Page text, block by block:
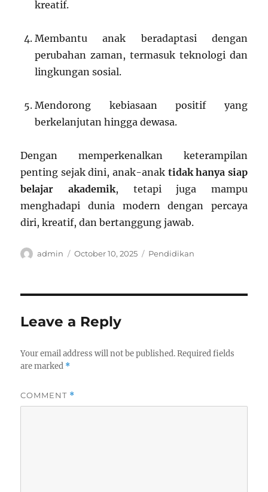
kreatif.
Membantu anak beradaptasi dengan
perubahan zaman, termasuk teknologi dan
lingkungan sosial.
Mendorong kebiasaan positif yang
berkelanjutan hingga dewasa.
Dengan memperkenalkan keterampilan
penting sejak dini, anak-anak tidak hanya siap
belajar akademik, tetapi juga mampu
menghadapi dunia modern dengan percaya
diri, kreatif, dan bertanggung jawab.
Author
admin
Posted
October 10, 2025 Categories
Pendidikan
Leave a Reply
Your email address will not be published. Required fields
are marked *
COMMENT *